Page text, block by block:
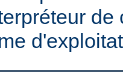
de